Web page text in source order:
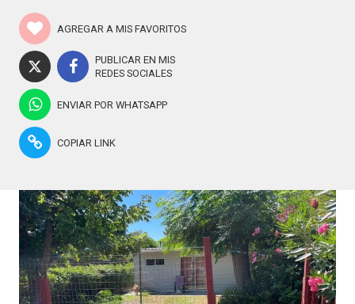
AGREGAR A MIS FAVORITOS
PUBLICAR EN MIS
REDES SOCIALES
ENVIAR POR WHATSAPP
COPIAR LINK